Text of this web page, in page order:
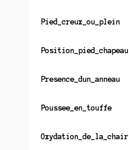
Pied_creux_ou_plein
Position_pied_chapeau
Presence_dun_anneau
Poussee_en_touffe
Oxydation_de_la_chair